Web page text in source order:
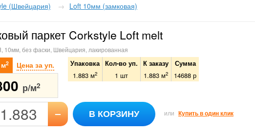
(Швейцария) → Loft 10мм (замковая)
паркет Corkstyle Loft melt
без фаски, Швейцария, лакированная
м2 Цена за уп.
р/м2
Упаковка Кол-во уп. К заказу
Сумма
1.883 м2 1 шт 1.883 м2 14688 р
– В КОРЗИНУ или Купить в один клик